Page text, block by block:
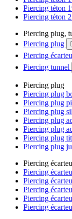
Piercing téton
Piercing téton
Piercing plug,
Piercing plug
Piercing
Piercing tunnel
Piercing plug
Piercing plug
Piercing plug
Piercing plug
Piercing plug
Piercing plug
Piercing plug
Piercing plug
Piercing
Piercing
Piercing
Piercing
Piercing
Piercing